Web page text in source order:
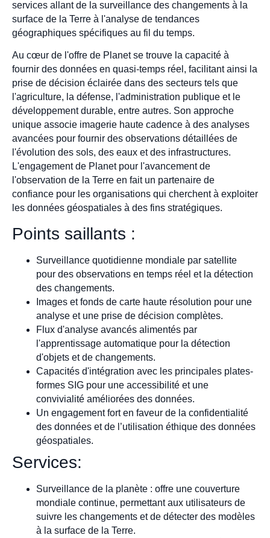
services allant de la surveillance des changements à la
surface de la Terre à l'analyse de tendances
géographiques spécifiques au fil du temps.
Au cœur de l'offre de Planet se trouve la capacité à
fournir des données en quasi-temps réel, facilitant ainsi la
prise de décision éclairée dans des secteurs tels que
l'agriculture, la défense, l'administration publique et le
développement durable, entre autres. Son approche
unique associe imagerie haute cadence à des analyses
avancées pour fournir des observations détaillées de
l'évolution des sols, des eaux et des infrastructures.
L'engagement de Planet pour l'avancement de
l'observation de la Terre en fait un partenaire de
confiance pour les organisations qui cherchent à exploiter
les données géospatiales à des fins stratégiques.
Points saillants :
Surveillance quotidienne mondiale par satellite
pour des observations en temps réel et la détection
des changements.
Images et fonds de carte haute résolution pour une
analyse et une prise de décision complètes.
Flux d'analyse avancés alimentés par
l'apprentissage automatique pour la détection
d'objets et de changements.
Capacités d'intégration avec les principales plates-
formes SIG pour une accessibilité et une
convivialité améliorées des données.
Un engagement fort en faveur de la confidentialité
des données et de l’utilisation éthique des données
géospatiales.
Services:
Surveillance de la planète : offre une couverture
mondiale continue, permettant aux utilisateurs de
suivre les changements et de détecter des modèles
à la surface de la Terre.